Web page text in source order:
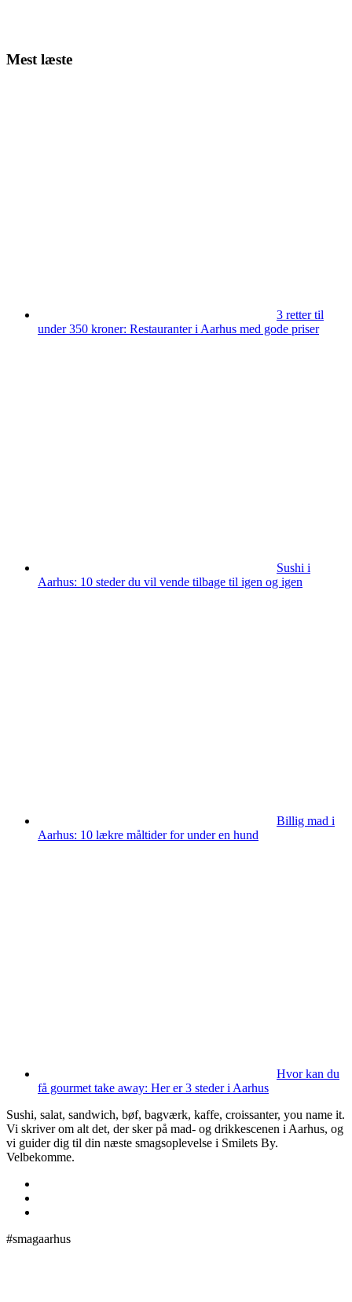
Mest læste
3 retter til
under 350 kroner: Restauranter i Aarhus med gode priser
Sushi i
Aarhus: 10 steder du vil vende tilbage til igen og igen
Billig mad i
Aarhus: 10 lækre måltider for under en hund
Hvor kan du
få gourmet take away: Her er 3 steder i Aarhus
Sushi, salat, sandwich, bøf, bagværk, kaffe, croissanter, you name it.
Vi skriver om alt det, der sker på mad- og drikkescenen i Aarhus, og
vi guider dig til din næste smagsoplevelse i Smilets By.
Velbekomme.
#smagaarhus